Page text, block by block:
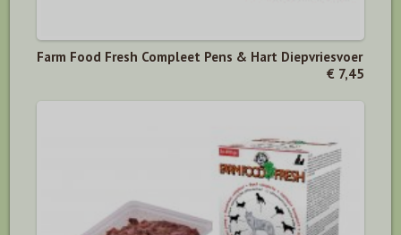
Farm Food Fresh Compleet Pens & Hart Diepvriesvoer
€ 7,45